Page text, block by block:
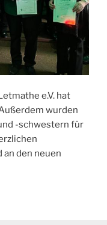
e.V. hat
wurden
-schwestern für
an den neuen